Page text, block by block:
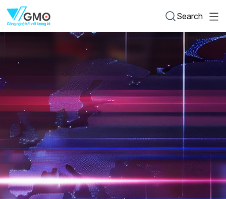
Search